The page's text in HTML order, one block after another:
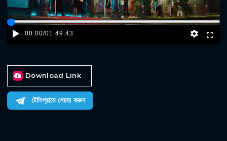
00:00/01:49:43
Download Link
টেলিগ্রামে শেয়ার করুন